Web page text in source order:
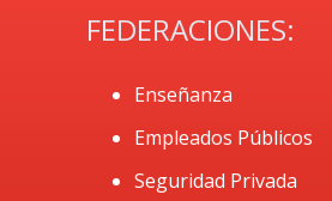
FEDERACIONES:
Enseñanza
Empleados Públicos
Seguridad Privada